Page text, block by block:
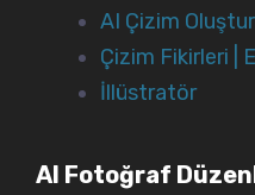
AI Çizim
Çizim Fikirleri |
İllüstratör
AI Fotoğraf